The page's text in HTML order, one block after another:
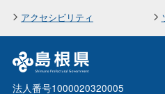
アクセシビリティ
法人番号1000020320005